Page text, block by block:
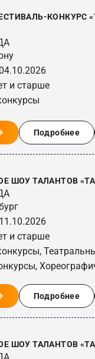
КОНКУРС
и старше
Подробнее
ШОУ ТАЛАНТОВ
и старше
Подробнее
ШОУ ТАЛАНТОВ